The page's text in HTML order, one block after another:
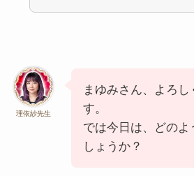
理依紗先生
まゆみさん、よろし
す。
では今日は、どのよ
しょうか？